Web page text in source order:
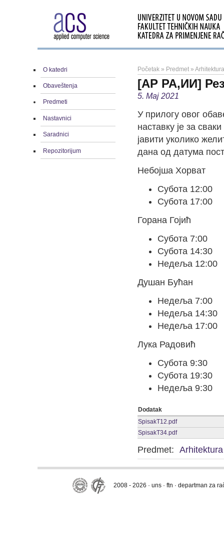
O katedri
Obaveštenja
Predmeti
Nastavnici
Saradnici
Repozitorijum
Početak » Predmet »
[АР РА,ИИ]
5. Maj 2021
У прилогу овог
наставку је за
јавити уколико
дана од датума
Небојша Хорват
Субота 12:00
Субота 17:00
Горана Гојић
Субота 7:00
Субота 14:30
Недеља 12:00
Душан Бућан
Недеља 7:00
Недеља 14:30
Недеља 17:00
Лука Радовић
Субота 9:30
Субота 19:30
Недеља 9:30
Dodatak
SpisakT12.pdf
SpisakT34.pdf
Predmet:
2008 - 2026 · uns · ftn · departman za